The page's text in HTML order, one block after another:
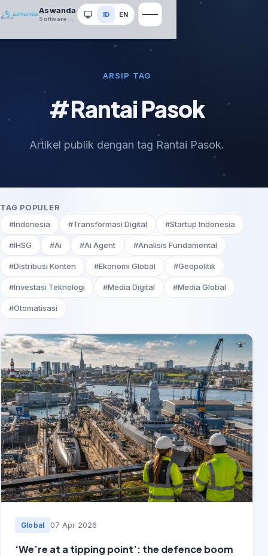
Aswanda
Sistem
ID EN
ARSIP TAG
#Rantai Pasok
Artikel publik dengan tag Rantai Pasok.
TAG POPULER
#Indonesia #Transformasi Digital #Startup Indonesia
#IHSG #Ai #Ai Agent #Analisis Fundamental
#Distribusi Konten #Ekonomi Global #Geopolitik
#Investasi Teknologi #Media Digital #Media Global
#Otomatisasi
Global 07 Apr 2026
‘We’re at a tipping point’: the defence boom